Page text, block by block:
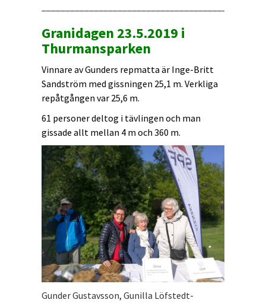
Granidagen 23.5.2019 i
Thurmansparken
Vinnare av Gunders repmatta är Inge-Britt
Sandström med gissningen 25,1 m. Verkliga
repåtgången var 25,6 m.
61 personer deltog i tävlingen och man
gissade allt mellan 4 m och 360 m.
Gunder Gustavsson, Gunilla Löfstedt-